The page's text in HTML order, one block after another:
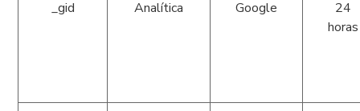
_gid Analítica Google
24
horas